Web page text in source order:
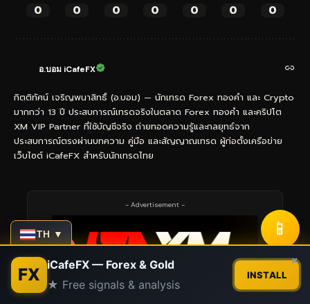
0 0 0 0 0 0 0
อ.บอม iCafeFX
กิตติทัศน์ เจริญพนาสิทธิ์ (อ.บอม) — นักเทรด Forex ทองคำ และ Crypto
มากกว่า 13 ปี ประสบการณ์เทรดจริงในตลาด Forex ทองคำ และคริปโต
XM VIP Partner ที่ใช้บัญชีจริง ถ่ายทอดความรู้และกลยุทธ์จาก
ประสบการณ์ตรงผ่านบทความ คู่มือ และสัญญาณเทรด ผู้ก่อตั้งเครือข่าย
เว็บไซต์ iCafeFX สำหรับนักเทรดไทย
- Advertisement -
TH ▼ 📱
FX iCafeFX — Forex & Gold
★ Free signals & analysis
INSTALL
×
Contact us
Open